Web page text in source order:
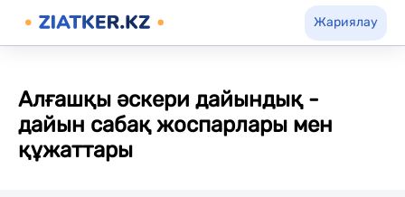
Жариялау
Алғашқы әскери дайындық -
дайын сабақ жоспарлары мен
құжаттары